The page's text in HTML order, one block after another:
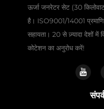
ऊर्जा जनरेटर सेट (30
है। ISO9001/14001
सहायता। 20 से ज़्यादा देशों में
कोटेशन का अनुरोध करें!